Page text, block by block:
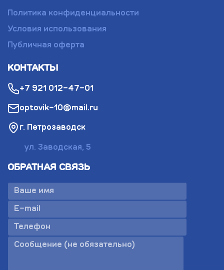
Политика конфиденциальности
Условия использования
Публичная оферта
КОНТАКТЫ
+7 921 012-47-01
optovik-10@mail.ru
г. Петрозаводск
ул. Заводская, 5
ОБРАТНАЯ СВЯЗЬ